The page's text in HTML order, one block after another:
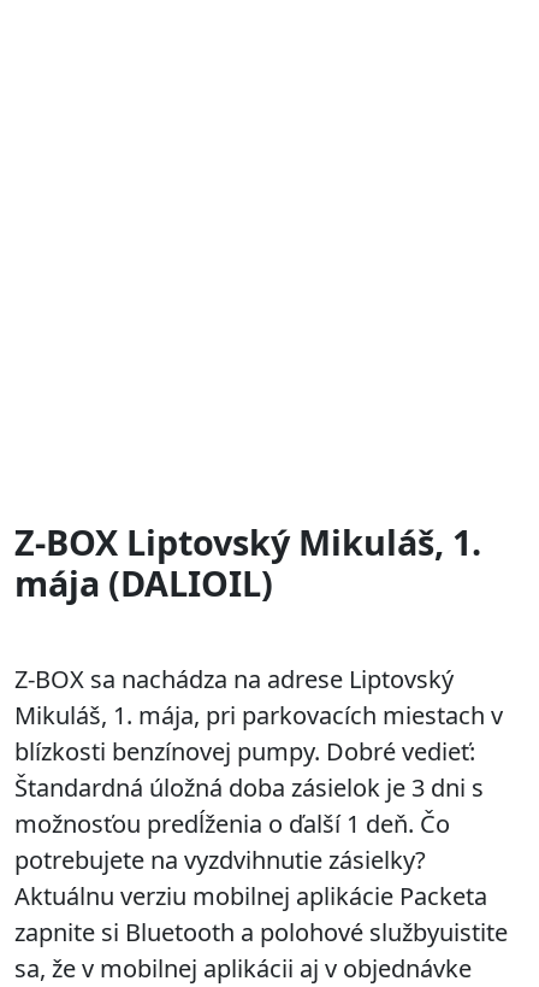
Z-BOX Liptovský Mikuláš, 1.
mája (DALIOIL)
Z-BOX sa nachádza na adrese Liptovský
Mikuláš, 1. mája, pri parkovacích miestach v
blízkosti benzínovej pumpy. Dobré vedieť:
Štandardná úložná doba zásielok je 3 dni s
možnosťou predĺženia o ďalší 1 deň. Čo
potrebujete na vyzdvihnutie zásielky?
Aktuálnu verziu mobilnej aplikácie Packeta
zapnite si Bluetooth a polohové službyuistite
sa, že v mobilnej aplikácii aj v objednávke